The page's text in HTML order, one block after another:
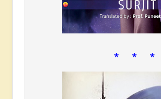
* * *